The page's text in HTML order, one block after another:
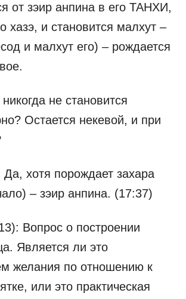
от зэир анпина в его ТАНХИ,
хазэ, и становится малхут –
и малхут его) – рождается
не становится
Остается некевой, и при
Да, хотя порождает захара
– зэир анпина. (17:37)
Вопрос о построении
Является ли это
желания по отношению к
или это практическая